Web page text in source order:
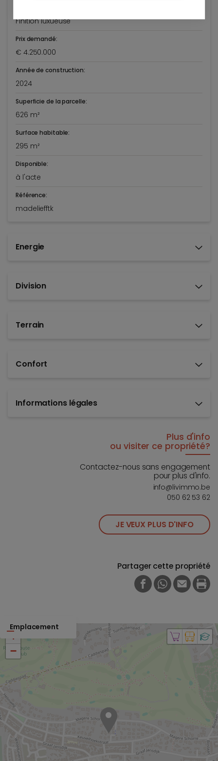
Finition luxueuse
Prix demandé:
€ 4.250.000
Année de construction:
2024
Superficie de la parcelle:
626 m²
Surface habitable:
295 m²
Disponible:
à l'acte
Référence:
madeliefftk
Energie
Division
Terrain
Confort
Informations légales
Plus d'info
ou visiter ce propriété?
Contactez-nous sans engagement
pour plus d'info.
info@livimmo.be
050 62 53 62
JE VEUX PLUS D'INFO
Partager cette propriété
FACEBOOK
WHATSAPP
E-MAIL
Emplacement
+
−